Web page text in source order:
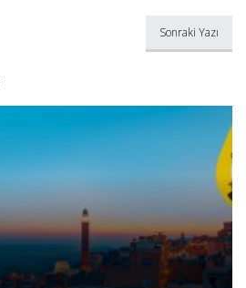
Sonraki Yazı